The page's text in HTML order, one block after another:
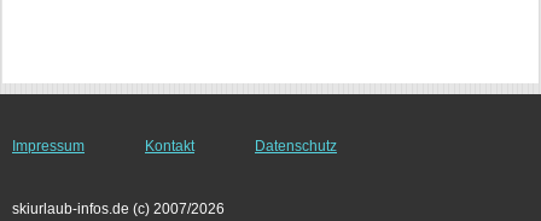
Impressum Kontakt Datenschutz
skiurlaub-infos.de (c) 2007/2026